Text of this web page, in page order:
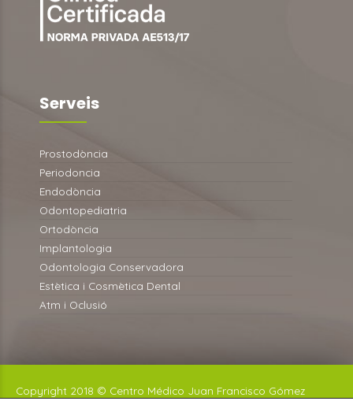
Serveis
Prostodòncia
Periodoncia
Endodòncia
Odontopediatria
Ortodòncia
Implantologia
Odontologia Conservadora
Estètica i Cosmètica Dental
Atm i Oclusió
Copyright 2018 © Centro Médico Juan Francisco Gómez